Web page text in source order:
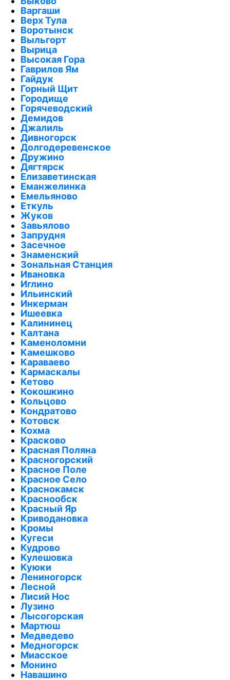
Варгаши
Верх Тула
Воротынск
Выльгорт
Вырица
Высокая Гора
Гаврилов Ям
Гайдук
Горный Щит
Городище
Горячеводский
Демидов
Джалиль
Дивногорск
Долгодеревенское
Дружино
Дягтярск
Елизаветинская
Еманжелинка
Емельяново
Еткуль
Жуков
Завьялово
Запрудня
Засечное
Знаменский
Зональная Станция
Ивановка
Иглино
Ильинский
Инкерман
Ишеевка
Калининец
Калтана
Каменоломни
Камешково
Караваево
Кармаскалы
Кетово
Кокошкино
Кольцово
Кондратово
Котовск
Кохма
Красково
Красная Поляна
Красногорский
Красное Поле
Красное Село
Краснокамск
Краснообск
Красный Яр
Криводановка
Кромы
Кугеси
Кудрово
Кулешовка
Куюки
Лениногорск
Лесной
Лисий Нос
Лузино
Лысогорская
Мартюш
Медведево
Медногорск
Миасское
Монино
Навашино